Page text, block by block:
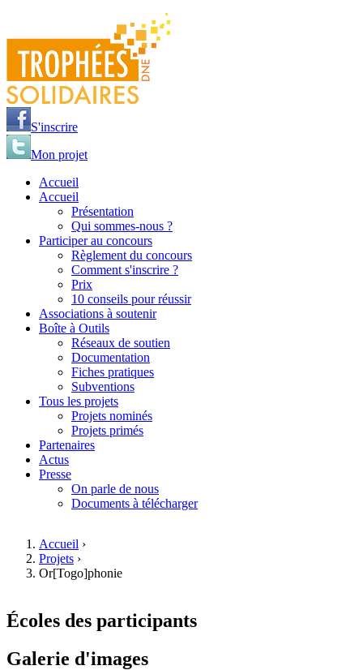
S'inscrire
Mon projet
Accueil
Accueil
Présentation
Qui sommes-nous ?
Participer au concours
Règlement du concours
Comment s'inscrire ?
Prix
10 conseils pour réussir
Associations à soutenir
Boîte à Outils
Réseaux de soutien
Documentation
Fiches pratiques
Subventions
Tous les projets
Projets nominés
Projets primés
Partenaires
Actus
Presse
On parle de nous
Documents à télécharger
Vous êtes ici
Accueil ›
Projets ›
Or[Togo]phonie
Écoles des participants
Galerie d'images